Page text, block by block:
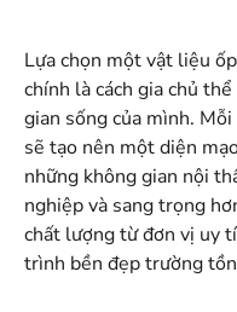
Lựa chọn một vật liệu
chính là cách gia chủ
gian sống của mình.
sẽ tạo nên một diện
những không gian nội
nghiệp và sang trọng
chất lượng từ đơn vị uy
trình bền đẹp trường